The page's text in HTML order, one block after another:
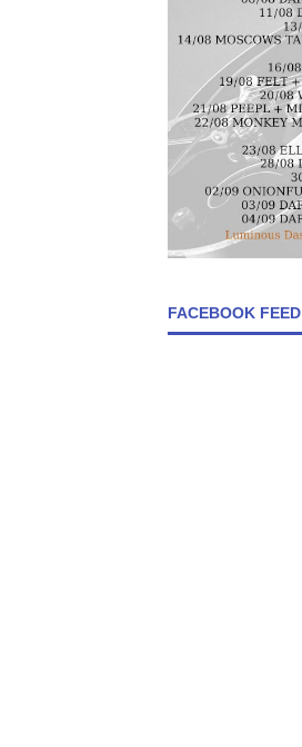
FACEBOOK FEED